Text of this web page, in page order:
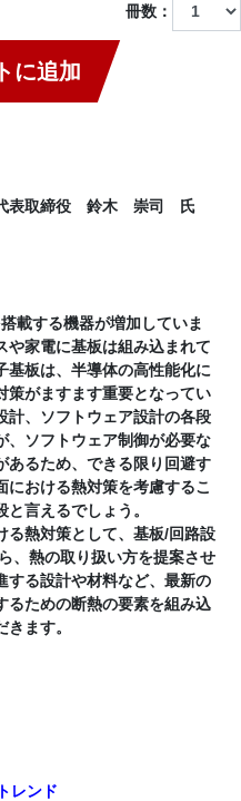
冊数：
に追加
代表取締役 鈴木 崇司 氏
載する機器が増加していま
や家電に基板は組み込まれて
基板は、半導体の高性能化に
策がますます重要となってい
計、ソフトウェア設計の各段
、ソフトウェア制御が必要な
あるため、できる限り回避す
における熱対策を考慮するこ
言えるでしょう。
熱対策として、基板/回路設
、熱の取り扱い方を提案させ
する設計や材料など、最新の
るための断熱の要素を組み込
ます。
レンド